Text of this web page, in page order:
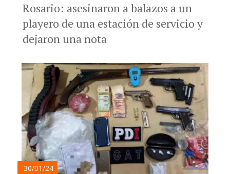
Rosario: asesinaron a balazos a un
playero de una estación de servicio y
dejaron una nota
30/01/24